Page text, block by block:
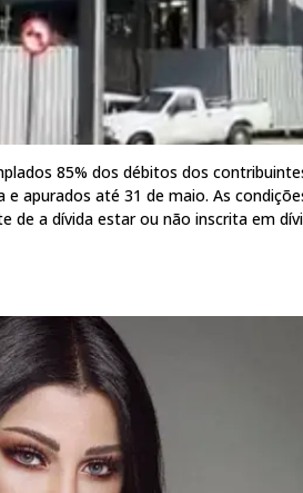
85% dos débitos dos
apurados até 31 de maio. As
de a dívida estar ou não inscrita em